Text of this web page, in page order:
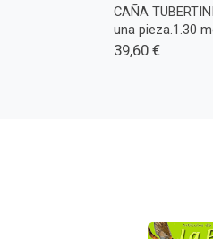
CAÑA
una pieza.1.30
39,60 €